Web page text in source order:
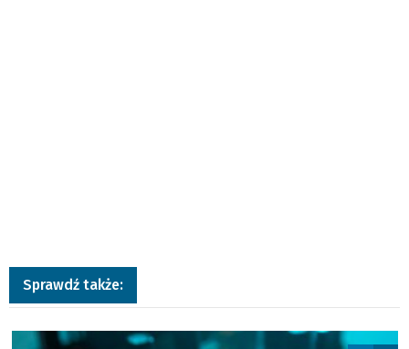
Sprawdź także:
a